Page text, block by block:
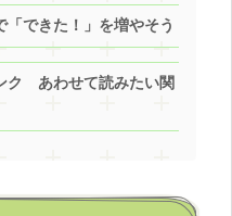
「できた！」を増やそう
ク あわせて読みたい関